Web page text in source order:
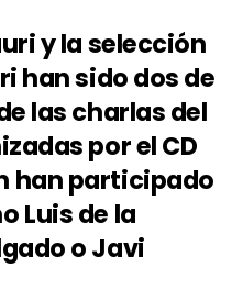
y la selección
han sido dos de
las charlas del
por el CD
han participado
Luis de la
o Javi